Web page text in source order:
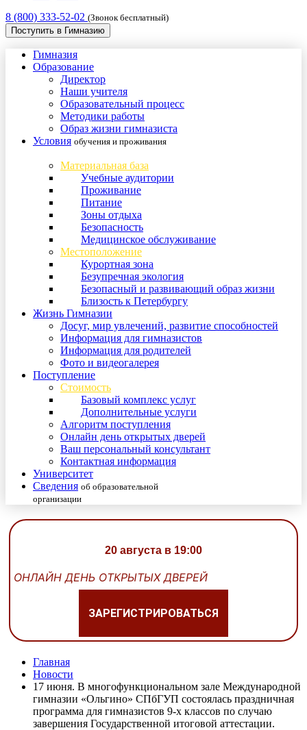
8 (800) 333-52-02 (Звонок бесплатный)
Поступить в Гимназию
Гимназия
Образование
Директор
Наши учителя
Образовательный процесс
Методики работы
Образ жизни гимназиста
Условия обучения и проживания
Материальная база
Учебные аудитории
Проживание
Питание
Зоны отдыха
Безопасность
Медицинское обслуживание
Местоположение
Курортная зона
Безупречная экология
Безопасный и развивающий образ жизни
Близость к Петербургу
Жизнь Гимназии
Досуг, мир увлечений, развитие способностей
Информация для гимназистов
Информация для родителей
Фото и видеогалерея
Поступление
Стоимость
Базовый комплекс услуг
Дополнительные услуги
Алгоритм поступления
Онлайн день открытых дверей
Ваш персональный консультант
Контактная информация
Университет
Сведения об образовательной
организации
20 августа в 19:00
ОНЛАЙН ДЕНЬ ОТКРЫТЫХ ДВЕРЕЙ
ЗАРЕГИСТРИРОВАТЬСЯ
Главная
Новости
17 июня. В многофункциональном зале Международной
гимназии «Ольгино» СПбГУП состоялась праздничная
программа для гимназистов 9-х классов по случаю
завершения Государственной итоговой аттестации.